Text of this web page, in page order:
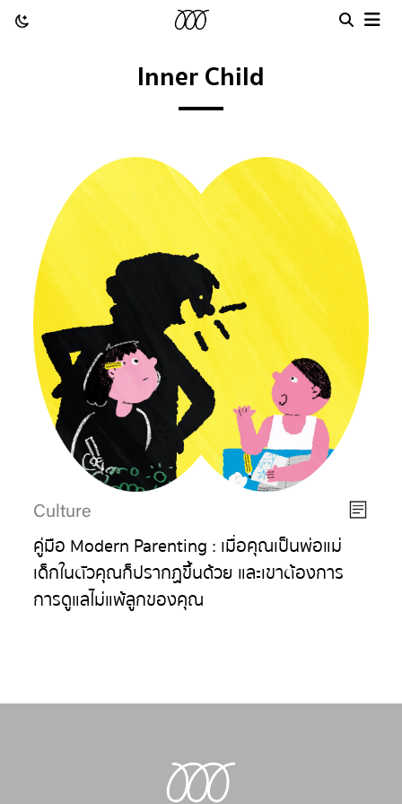
Inner Child
Culture
คู่มือ Modern Parenting : เมื่อคุณเป็นพ่อแม่
เด็กในตัวคุณก็ปรากฏขึ้นด้วย และเขาต้องการ
การดูแลไม่แพ้ลูกของคุณ